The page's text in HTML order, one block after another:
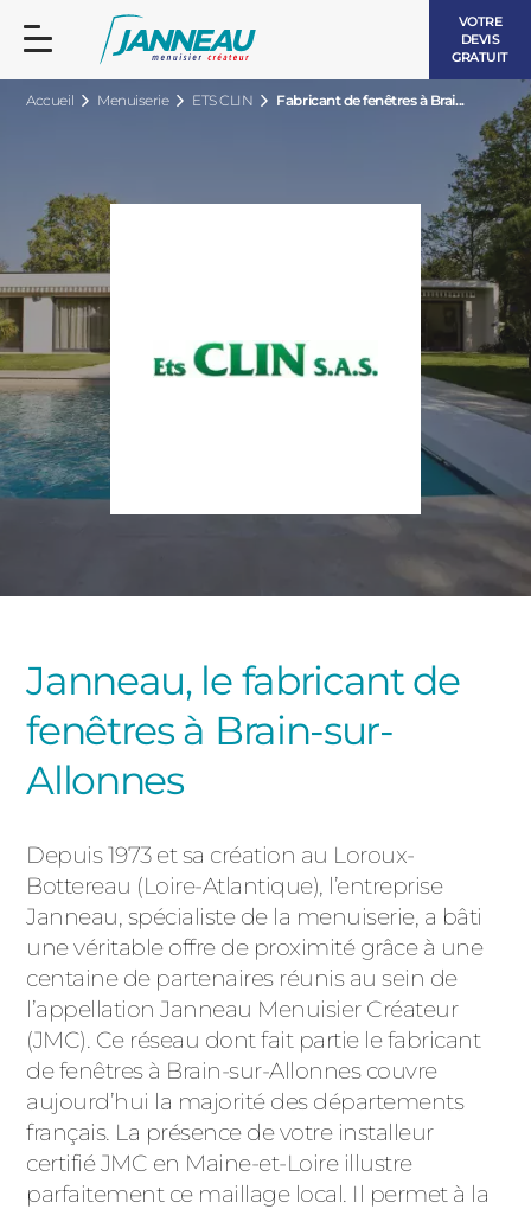
VOTRE
DEVIS
GRATUIT
Accueil Menuiserie ETS CLIN Fabricant de fenêtres à Brai...
Janneau, le fabricant de
fenêtres à Brain-sur-
Allonnes
Depuis 1973 et sa création au Loroux-
Bottereau (Loire-Atlantique), l’entreprise
Janneau, spécialiste de la menuiserie, a bâti
une véritable offre de proximité grâce à une
centaine de partenaires réunis au sein de
l’appellation Janneau Menuisier Créateur
(JMC). Ce réseau dont fait partie le fabricant
de fenêtres à Brain-sur-Allonnes couvre
aujourd’hui la majorité des départements
français. La présence de votre installeur
certifié JMC en Maine-et-Loire illustre
parfaitement ce maillage local. Il permet à la
FENÊTRES ET PORTES-FENÊTRES
ALUMINIUM
ACIER
BAIES VITRÉES
PORTES D’ENTRÉELES INTEMPORELLES
VOLETS ROULANTS
PERGOLAS
CLÔTURES